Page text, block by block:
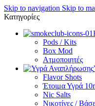
Skip to navigation Skip to
Κατηγορίες
Pods / Kits
Box Mod
Ατμοποιητές
Flavor Shots
Έτοιμα Υγρά
Nic Salts
Νικοτίνες /